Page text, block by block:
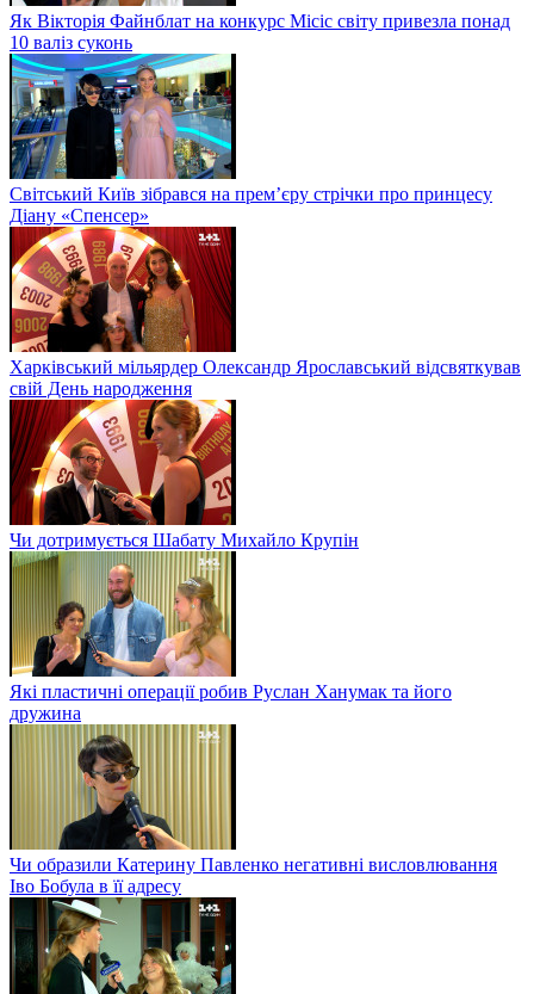
Як Вікторія Файнблат на конкурс Місіс світу привезла понад
10 валіз суконь
Світський Київ зібрався на прем’єру стрічки про принцесу
Діану «Спенсер»
Харківський мільярдер Олександр Ярославський відсвяткував
свій День народження
Чи дотримується Шабату Михайло Крупін
Які пластичні операції робив Руслан Ханумак та його
дружина
Чи образили Катерину Павленко негативні висловлювання
Іво Бобула в її адресу